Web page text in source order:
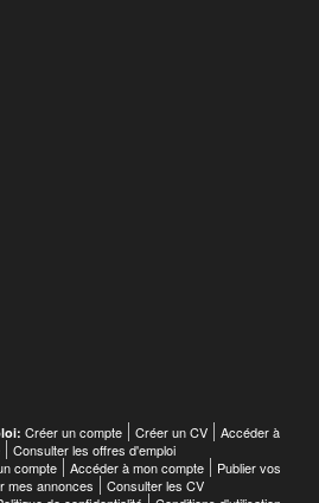
Créer un compte Créer un CV
Accéder à
Consulter les offres d'emploi
compte Accéder à mon compte
Publier vos
mes annonces
Consulter les CV